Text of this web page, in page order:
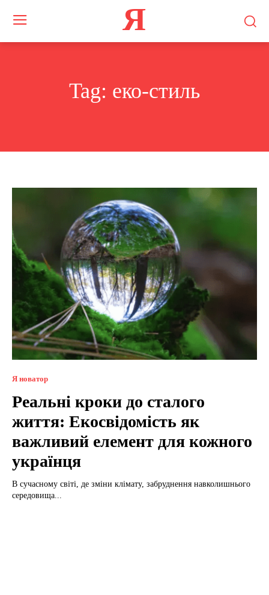
Я
Tag: еко-стиль
Я новатор
Реальні кроки до сталого
життя: Екосвідомість як
важливий елемент для кожного
українця
В сучасному світі, де зміни клімату, забруднення навколишнього
середовища...